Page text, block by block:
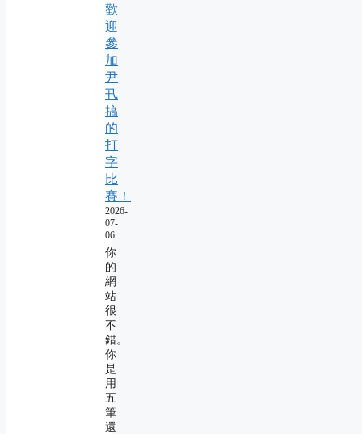
歡
迎
參
加
尹
卂
搞
的
打
字
比
賽！
2026-
07-
06
你
的
網
站
很
不
錯。
你
是
用
五
筆
還